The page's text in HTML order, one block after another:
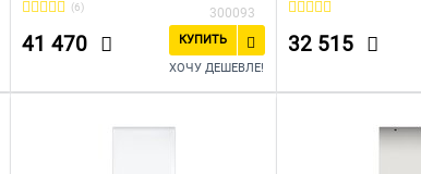
(6) 300093
41 470
КУПИТЬ
ХОЧУ ДЕШЕВЛЕ!
32 515